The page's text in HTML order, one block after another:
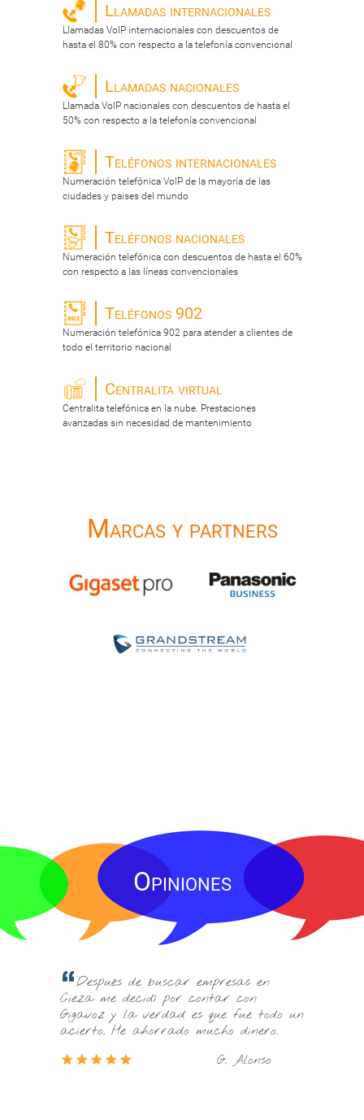
Llamadas internacionales
Llamadas VoIP internacionales con descuentos de
hasta el 80% con respecto a la telefonía convencional
Llamadas nacionales
Llamada VoIP nacionales con descuentos de hasta el
50% con respecto a la telefonía convencional
Teléfonos internacionales
Numeración telefónica VoIP de la mayoría de las
ciudades y paises del mundo
Teléfonos nacionales
Numeración telefónica con descuentos de hasta el 60%
con respecto a las líneas convencionales
Teléfonos 902
Numeración telefónica 902 para atender a clientes de
todo el territorio nacional
Centralita virtual
Centralita telefónica en la nube. Prestaciones
avanzadas sin necesidad de mantenimiento
Marcas y partners
Opiniones
Después de buscar empresas en
Cieza me decidí por contar con
Gigavoz y la verdad es que fue todo un
acierto. He ahorrado mucho dinero.
ofreció
información